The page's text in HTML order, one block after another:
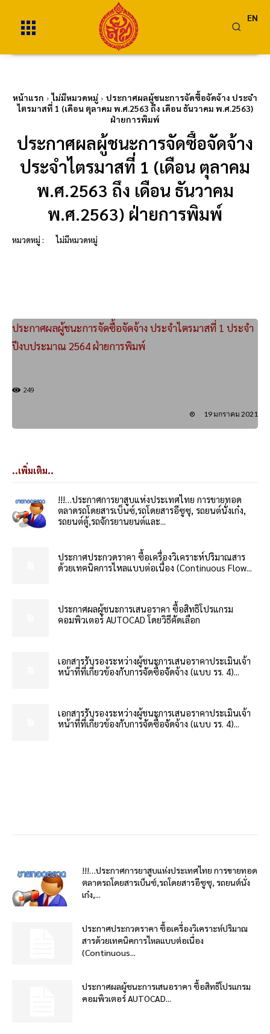
EN
หน้าแรก ไม่มีหมวดหมู่
ประกาศผลผู้ชนะการจัดซื้อจัดจ้าง ประจำ
ไตรมาสที่ 1 (เดือน ตุลาคม พ.ศ.2563 ถึง เดือน ธันวาคม พ.ศ.2563)
ฝ่ายการพิมพ์
ประกาศผลผู้ชนะการจัดซื้อจัดจ้าง
ประจำไตรมาสที่ 1 (เดือน ตุลาคม
พ.ศ.2563 ถึง เดือน ธันวาคม
พ.ศ.2563) ฝ่ายการพิมพ์
หมวดหมู่ : ไม่มีหมวดหมู่
ประกาศผลผู้ชนะการจัดซื้อจัดจ้าง ประจำไตรมาสที่ 1 ประจำ
ปีงบประมาณ 2564 ฝ่ายการพิมพ์
249
19 มกราคม 2021
..เพิ่มเติม..
!!!…ประกาศการยาสูบแห่งประเทศไทย การขายทอด
ตลาดรถโดยสารเบ็นซ์,รถโดยสารอีซูซุ, รถยนต์นั่งเก๋ง,
รถยนต์ตู้,รถจักรยานยนต์และ...
ประกาศประกวดราคา ซื้อเครื่องวิเคราะห์ปริมาณสาร
ด้วยเทคนิคการไหลแบบต่อเนื่อง (Continuous Flow...
ประกาศผลผู้ชนะการเสนอราคา ซื้อสิทธิโปรแกรม
คอมพิวเตอร์ AUTOCAD โดยวิธีคัดเลือก
เอกสารรับรองระหว่างผู้ชนะการเสนอราคาประเมินเจ้า
หน้าที่ที่เกี่ยวข้องกับการจัดซื้อจัดจ้าง (แบบ รร. 4)...
เอกสารรับรองระหว่างผู้ชนะการเสนอราคาประเมินเจ้า
หน้าที่ที่เกี่ยวข้องกับการจัดซื้อจัดจ้าง (แบบ รร. 4)...
!!!…ประกาศการยาสูบแห่งประเทศไทย การขายทอด
ตลาดรถโดยสารเบ็นซ์,รถโดยสารอีซูซุ, รถยนต์นั่ง
เก๋ง,...
ประกาศประกวดราคา ซื้อเครื่องวิเคราะห์ปริมาณ
สารด้วยเทคนิคการไหลแบบต่อเนื่อง
(Continuous...
ประกาศผลผู้ชนะการเสนอราคา ซื้อสิทธิโปรแกรม
คอมพิวเตอร์ AUTOCAD...